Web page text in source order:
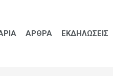
ΑΡΘΡΑ ΕΚΔΗΛΩΣΕΙΣ